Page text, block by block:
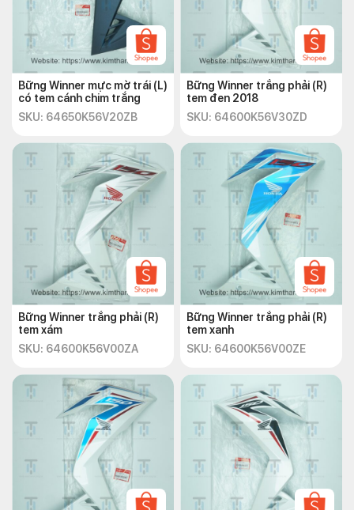
Bững Winner mực mờ trái (L)
có tem cánh chim trắng
SKU: 64650K56V20ZB
Bững Winner trắng phải (R)
tem đen 2018
SKU: 64600K56V30ZD
Bững Winner trắng phải (R)
tem xám
SKU: 64600K56V00ZA
Bững Winner trắng phải (R)
tem xanh
SKU: 64600K56V00ZE